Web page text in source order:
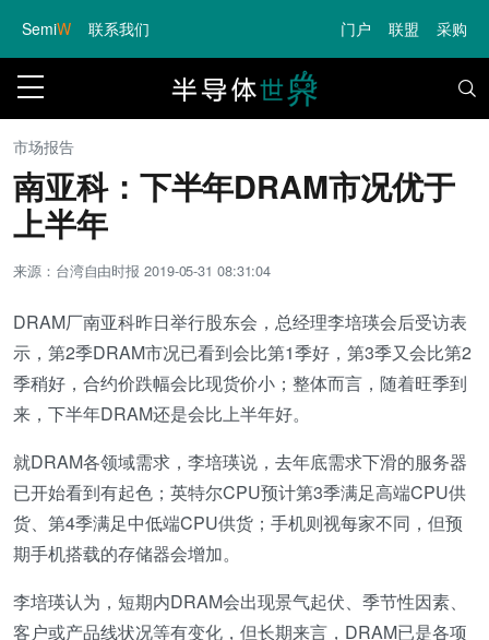
SemiW 联系我们 门户 联盟 采购
市场报告
南亚科：下半年DRAM市况优于
上半年
来源：台湾自由时报2019-05-31 08:31:04
DRAM厂南亚科昨日举行股东会，总经理李培瑛会后受访表
示，第2季DRAM市况已看到会比第1季好，第3季又会比第2
季稍好，合约价跌幅会比现货价小；整体而言，随着旺季到
来，下半年DRAM还是会比上半年好。
就DRAM各领域需求，李培瑛说，去年底需求下滑的服务器
已开始看到有起色；英特尔CPU预计第3季满足高端CPU供
货、第4季满足中低端CPU供货；手机则视每家不同，但预
期手机搭载的存储器会增加。
李培瑛认为，短期内DRAM会出现景气起伏、季节性因素、
客户或产品线状况等有变化，但长期来言，DRAM已是各项